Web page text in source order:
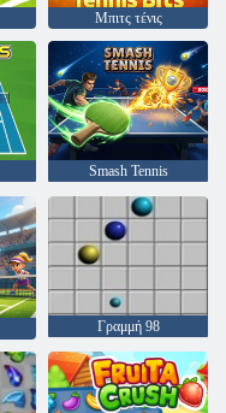
Μπιτς τένις
Smash Tennis
Γραμμή 98